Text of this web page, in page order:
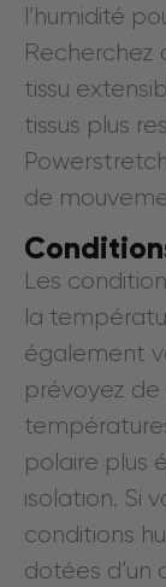
l’humidité
Recherchez
tissu
tissus plus
de
Les
la
également
prévoyez
polaire plus
isolation. Si
conditions
dotées